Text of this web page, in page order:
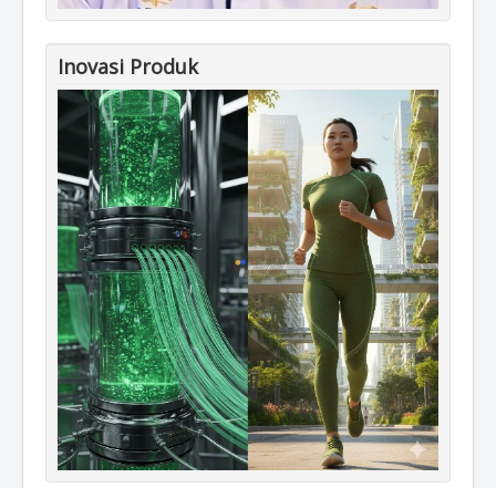
Inovasi Produk